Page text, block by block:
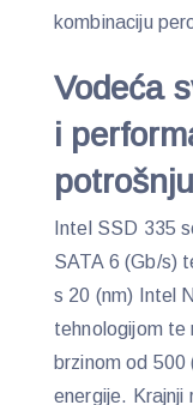
kombinaciju
Vodeća
i
potrošnju
Intel SSD 335
SATA 6 (Gb/s)
s 20 (nm) Intel
tehnologijom te
brzinom od 500
energije. Krajnji